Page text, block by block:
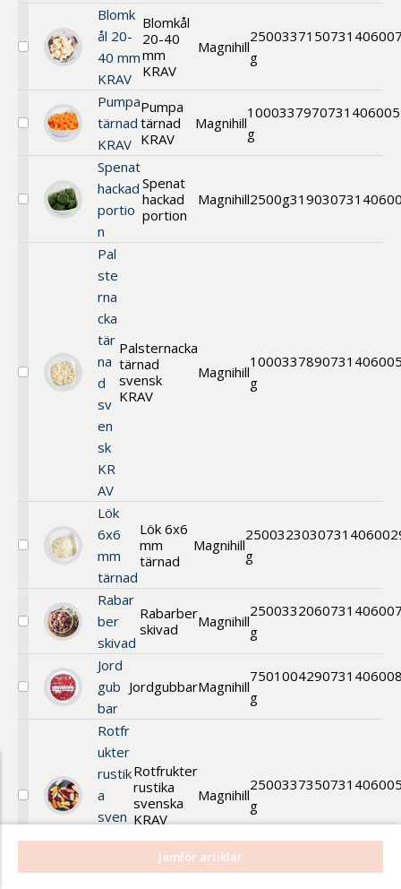
KRAV
Välj
Blomk
ål 20-
40 mm
KRAV
Blomkål
20-40
mm
KRAV
Magnihill
2500
g
33715
Välj
tärnad
Pumpa
tärnad
KRAV
Pumpa
tärnad
KRAV
Magnihill
1000
g
33797
Välj
Spenat
hackad
portio
n
Spenat
hackad
portion
Magnihill2500g31903
Välj
Pal
ste
rna
cka
tär
na
d
sv
en
sk
KR
AV
Palsternacka
tärnad
svensk
KRAV
Magnihill
1000
g
33789
Välj
tärnad
Lök
6x6
mm
tärnad
Lök 6x6
mm
tärnad
Magnihill
2500
g
32303
Välj
skivad
Rabar
ber
skivad
Rabarber
skivad
Magnihill
2500
g
33206
Välj
Jord
gub
bar
JordgubbarMagnihill
750
g
100429
Välj
Rotfr
ukter
rustik
a
sven
ska
Rotfrukter
rustika
svenska
KRAV
Magnihill
2500
g
33735
Jämför artiklar